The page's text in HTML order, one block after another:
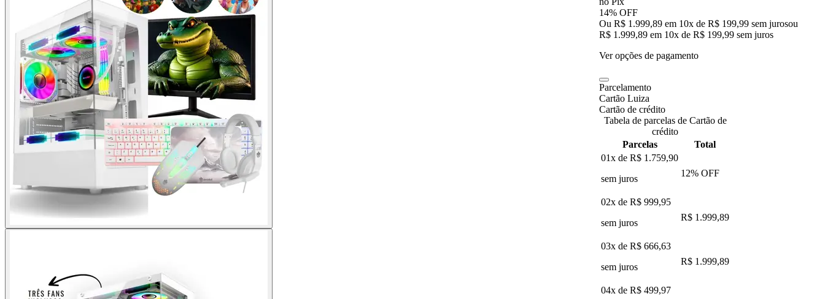
14% OFF
Ou R$ 1.999,89 em 10x de R$ 199,99 sem jurosou
R$ 1.999,89 em 10x de R$ 199,99 sem juros
Ver opções de pagamento
Parcelamento
Cartão Luiza
Cartão de crédito
Tabela de parcelas de Cartão de
crédito
Parcelas
Total
01x de R$ 1.759,90
sem juros
12% OFF
02x de R$ 999,95
sem juros
R$ 1.999,89
03x de R$ 666,63
sem juros
R$ 1.999,89
04x de R$ 499,97